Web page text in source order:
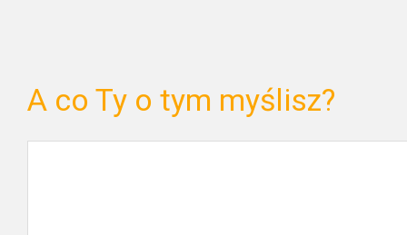
A co Ty o tym myślisz?